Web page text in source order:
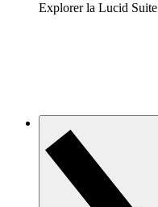
Explorer la Lucid Suite